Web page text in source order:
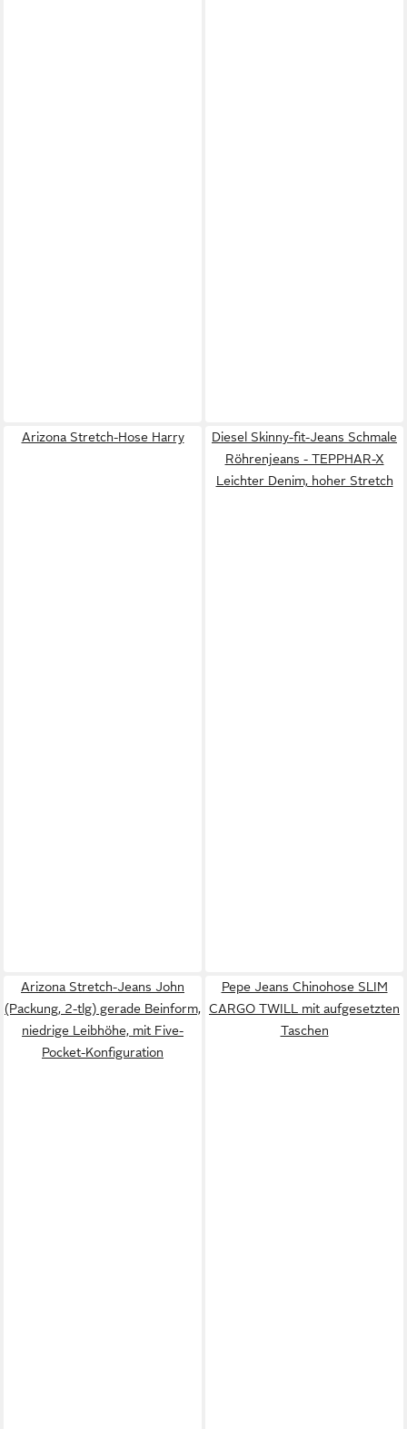
Arizona Stretch-Hose Harry
Diesel Skinny-fit-Jeans Schmale
Röhrenjeans - TEPPHAR-X
Leichter Denim, hoher Stretch
Arizona Stretch-Jeans John
(Packung, 2-tlg) gerade Beinform,
niedrige Leibhöhe, mit Five-
Pocket-Konfiguration
Pepe Jeans Chinohose SLIM
CARGO TWILL mit aufgesetzten
Taschen